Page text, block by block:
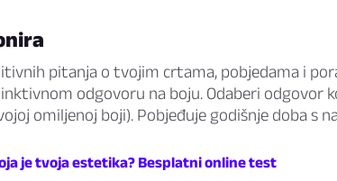
pitanja o tvojim crtama, pobjedama i
odgovoru na boju. Odaberi odgovor
omiljenoj boji). Pobjeđuje godišnje doba s
je tvoja estetika? Besplatni online test